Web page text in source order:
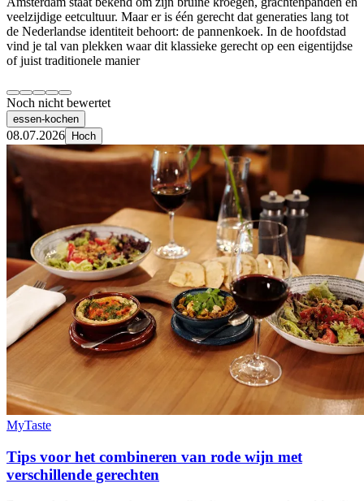
veelzijdige eetcultuur. Maar er is één gerecht dat generaties lang tot
de Nederlandse identiteit behoort: de pannenkoek. In de hoofdstad
vind je tal van plekken waar dit klassieke gerecht op een eigentijdse
of juist traditionele manier
Noch nicht bewertet
essen-kochen
08.07.2026 Hoch
MyTaste
Tips voor het combineren van rode wijn met
verschillende gerechten